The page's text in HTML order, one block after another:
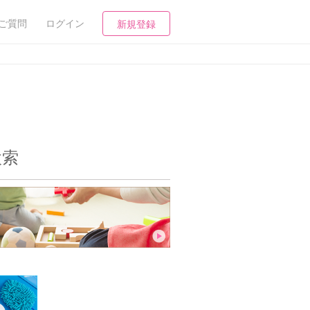
質問 ログイン 新規登録